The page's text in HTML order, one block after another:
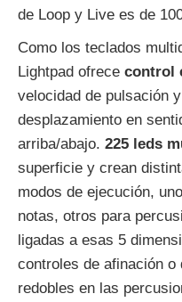
de Loop y Live es de
Como los teclados
Lightpad ofrece control
velocidad de pulsación
desplazamiento en
arriba/abajo. 225 leds
superficie y crean
modos de ejecución,
notas, otros para
ligadas a esas 5
controles de afinación
redobles en las